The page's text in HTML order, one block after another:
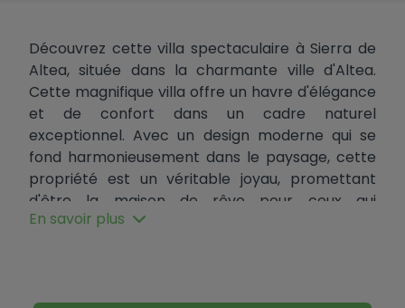
Découvrez cette villa spectaculaire à Sierra de
Altea, située dans la charmante ville d'Altea.
Cette magnifique villa offre un havre d'élégance
et de confort dans un cadre naturel
exceptionnel. Avec un design moderne qui se
fond harmonieusement dans le paysage, cette
propriété est un véritable joyau, promettant
d'être la maison de rêve pour ceux qui
recherchent la tranquillité et le luxe dans une
D'une surface habitable de 305 m² et d'un
En savoir plus